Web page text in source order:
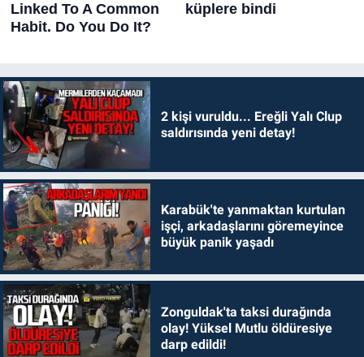
2 kişi vuruldu... Ereğli Yalı Clup
saldırısında yeni detay!
Karabük'te yanmaktan kurtulan
işçi, arkadaşlarını göremeyince
büyük panik yaşadı
Zonguldak'ta taksi durağında
olay! Yüksel Mutlu öldüresiye
darp edildi!